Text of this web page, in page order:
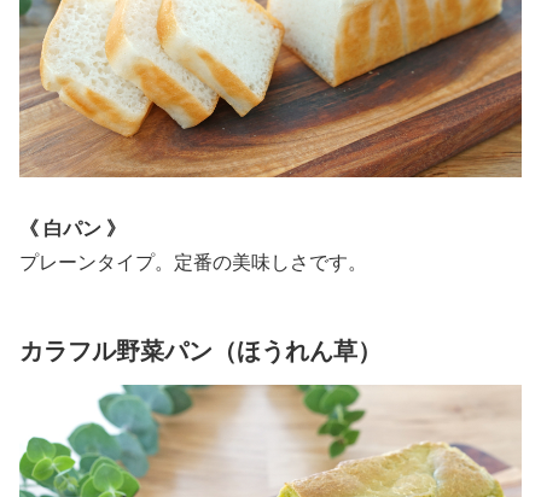
《 白パン 》
プレーンタイプ。定番の美味しさです。
カラフル野菜パン（ほうれん草）